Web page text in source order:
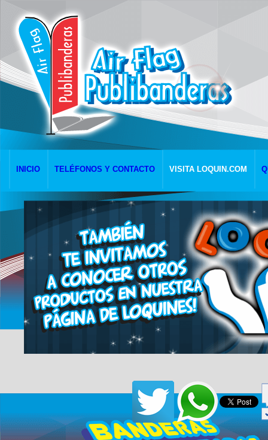
INICIO TELÉFONOS Y CONTACTO VISITA LOQUIN.COM